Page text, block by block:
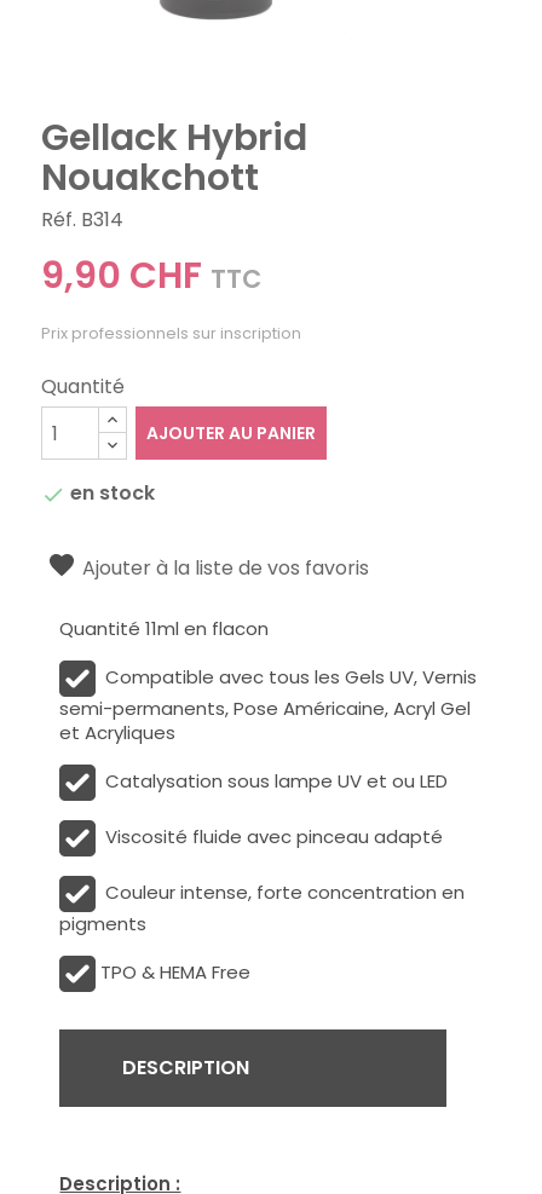
Gellack Hybrid
Nouakchott
Réf. B314
9,90 CHF TTC
Prix professionnels sur inscription
Quantité
AJOUTER AU PANIER
 en stock
Ajouter à la liste de vos favoris
Quantité 11ml en flacon
Compatible avec tous les Gels UV, Vernis
semi-permanents, Pose Américaine, Acryl Gel
et Acryliques
Catalysation sous lampe UV et ou LED
Viscosité fluide avec pinceau adapté
Couleur intense, forte concentration en
pigments
TPO & HEMA Free
DESCRIPTION
Description :